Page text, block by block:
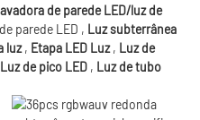
de parede LED/luz de
parede LED , Luz subterrânea
luz, Etapa LED Luz, Luz de
Luz de pico LED , Luz de tubo